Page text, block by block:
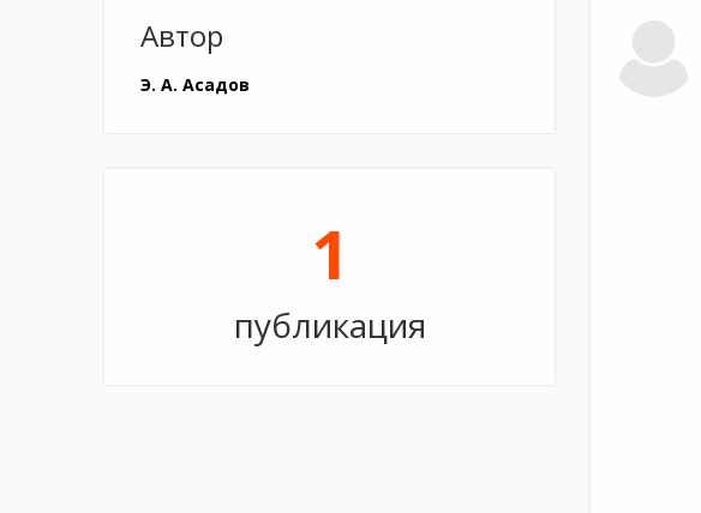
Автор
Э. А. Асадов
1
публикация